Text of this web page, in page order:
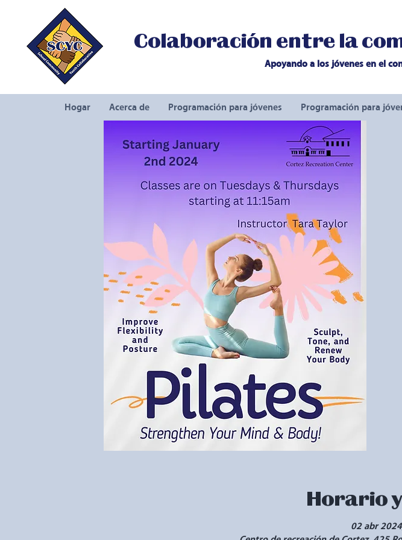
Colaboración entre la
Apoyando a los jóvenes en el
Hogar Acerca de Programación para jóvenes Programación para
Horario
02 abr